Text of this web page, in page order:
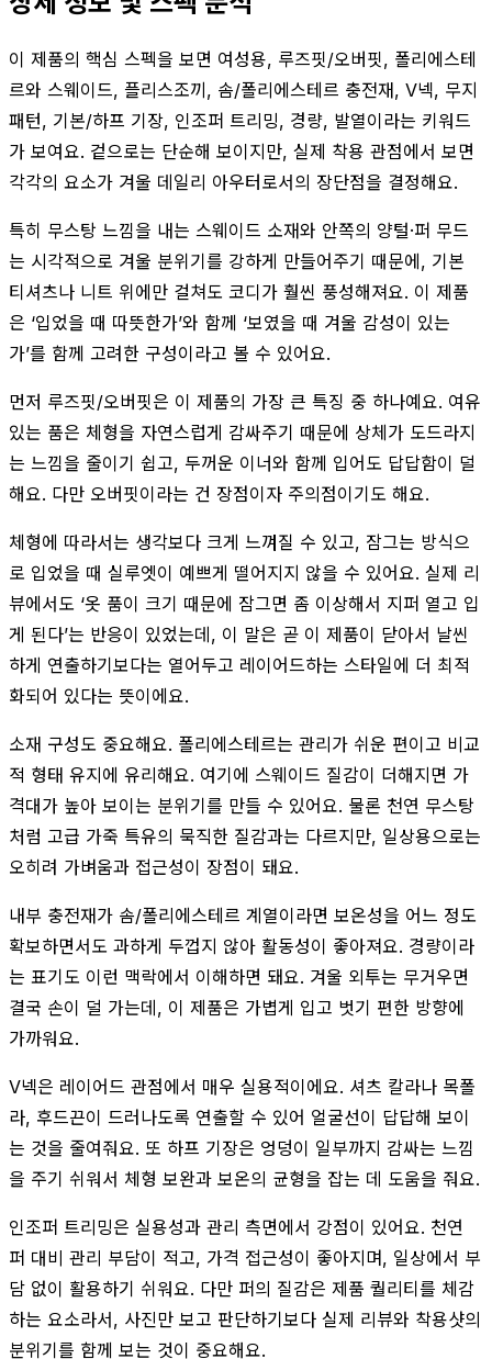
이 제품의 핵심 스펙을 보면 여성용, 루즈핏/오버핏, 폴리에스테
르와 스웨이드, 플리스조끼, 솜/폴리에스테르 충전재, V넥, 무지
패턴, 기본/하프 기장, 인조퍼 트리밍, 경량, 발열이라는 키워드
가 보여요. 겉으로는 단순해 보이지만, 실제 착용 관점에서 보면
각각의 요소가 겨울 데일리 아우터로서의 장단점을 결정해요.
특히 무스탕 느낌을 내는 스웨이드 소재와 안쪽의 양털·퍼 무드
는 시각적으로 겨울 분위기를 강하게 만들어주기 때문에, 기본
티셔츠나 니트 위에만 걸쳐도 코디가 훨씬 풍성해져요. 이 제품
은 ‘입었을 때 따뜻한가’와 함께 ‘보였을 때 겨울 감성이 있는
가’를 함께 고려한 구성이라고 볼 수 있어요.
먼저 루즈핏/오버핏은 이 제품의 가장 큰 특징 중 하나예요. 여유
있는 품은 체형을 자연스럽게 감싸주기 때문에 상체가 도드라지
는 느낌을 줄이기 쉽고, 두꺼운 이너와 함께 입어도 답답함이 덜
해요. 다만 오버핏이라는 건 장점이자 주의점이기도 해요.
체형에 따라서는 생각보다 크게 느껴질 수 있고, 잠그는 방식으
로 입었을 때 실루엣이 예쁘게 떨어지지 않을 수 있어요. 실제 리
뷰에서도 ‘옷 품이 크기 때문에 잠그면 좀 이상해서 지퍼 열고 입
게 된다’는 반응이 있었는데, 이 말은 곧 이 제품이 닫아서 날씬
하게 연출하기보다는 열어두고 레이어드하는 스타일에 더 최적
화되어 있다는 뜻이에요.
소재 구성도 중요해요. 폴리에스테르는 관리가 쉬운 편이고 비교
적 형태 유지에 유리해요. 여기에 스웨이드 질감이 더해지면 가
격대가 높아 보이는 분위기를 만들 수 있어요. 물론 천연 무스탕
처럼 고급 가죽 특유의 묵직한 질감과는 다르지만, 일상용으로는
오히려 가벼움과 접근성이 장점이 돼요.
내부 충전재가 솜/폴리에스테르 계열이라면 보온성을 어느 정도
확보하면서도 과하게 두껍지 않아 활동성이 좋아져요. 경량이라
는 표기도 이런 맥락에서 이해하면 돼요. 겨울 외투는 무거우면
결국 손이 덜 가는데, 이 제품은 가볍게 입고 벗기 편한 방향에
가까워요.
V넥은 레이어드 관점에서 매우 실용적이에요. 셔츠 칼라나 목폴
라, 후드끈이 드러나도록 연출할 수 있어 얼굴선이 답답해 보이
는 것을 줄여줘요. 또 하프 기장은 엉덩이 일부까지 감싸는 느낌
을 주기 쉬워서 체형 보완과 보온의 균형을 잡는 데 도움을 줘요.
인조퍼 트리밍은 실용성과 관리 측면에서 강점이 있어요. 천연
퍼 대비 관리 부담이 적고, 가격 접근성이 좋아지며, 일상에서 부
담 없이 활용하기 쉬워요. 다만 퍼의 질감은 제품 퀄리티를 체감
하는 요소라서, 사진만 보고 판단하기보다 실제 리뷰와 착용샷의
분위기를 함께 보는 것이 중요해요.